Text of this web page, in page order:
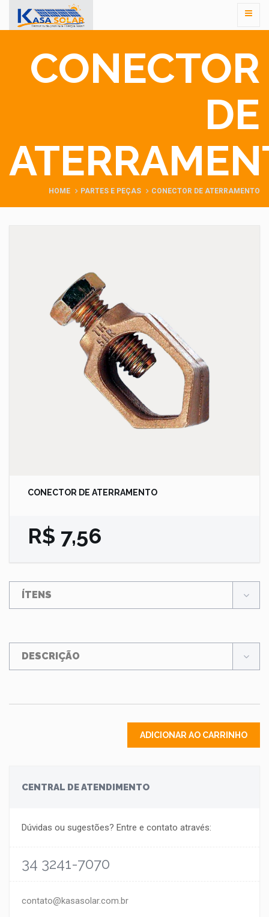
CONECTOR
DE
HOME PARTES E PEÇAS CONECTOR DE ATERRAMENTO
CONECTOR DE ATERRAMENTO
R$ 7,56
ÍTENS
DESCRIÇÃO
ADICIONAR AO CARRINHO
CENTRAL DE ATENDIMENTO
Dúvidas ou sugestões? Entre e contato através:
34 3241-7070
contato@kasasolar.com.br